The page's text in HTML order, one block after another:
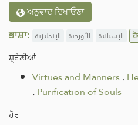
ਅਨੁਵਾਦ ਦਿਖਾਓਣਾ
ਭਾਸ਼ਾ: الإنجليزية الأوردية الإسبانية
ਸ਼੍ਰੇਣੀਆਂ
Virtues and Manners.
.Purification of Souls
ਹੋਰ